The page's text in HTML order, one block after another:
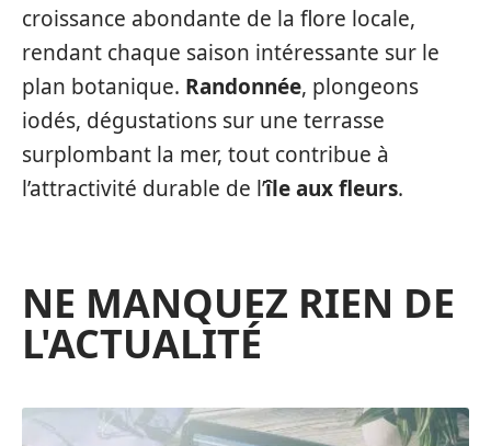
croissance abondante de la flore locale,
rendant chaque saison intéressante sur le
plan botanique. Randonnée, plongeons
iodés, dégustations sur une terrasse
surplombant la mer, tout contribue à
l’attractivité durable de l’île aux fleurs.
NE MANQUEZ RIEN DE
L'ACTUALITÉ